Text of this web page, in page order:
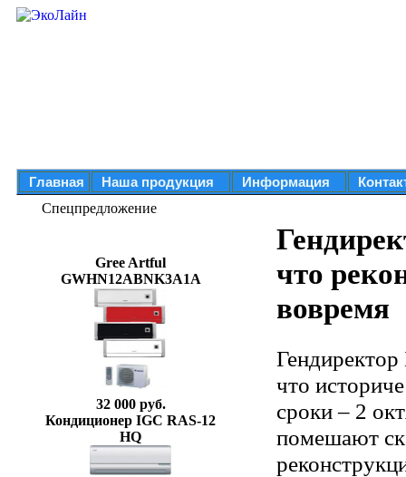
Главная Наша продукция Информация
Спецпредложение
Gree Artful
GWHN12ABNK3A1A
32 000 руб.
Кондиционер IGC RAS-12
HQ
что
вовремя
что
сроки – 2
помешают